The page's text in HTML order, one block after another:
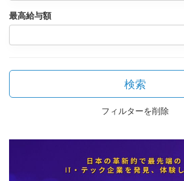
最高給与額
検索
フィルターを削除